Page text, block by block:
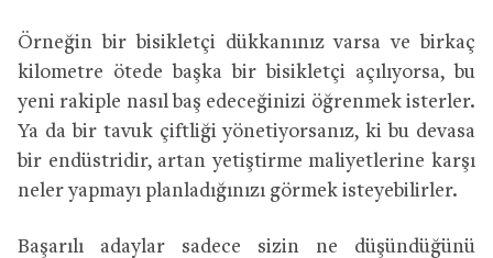
Örneğin bir bisikletçi dükkanınız varsa ve birkaç
kilometre ötede başka bir bisikletçi açılıyorsa, bu
yeni rakiple nasıl baş edeceğinizi öğrenmek isterler.
Ya da bir tavuk çiftliği yönetiyorsanız, ki bu devasa
bir endüstridir, artan yetiştirme maliyetlerine karşı
neler yapmayı planladığınızı görmek isteyebilirler.
Başarılı adaylar sadece sizin ne düşündüğünü